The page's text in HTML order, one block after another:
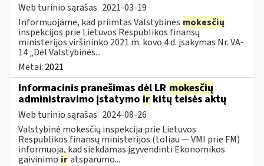
Web turinio sąrašas 2021-03-19
Informuojame, kad priimtas Valstybinės mokesčių
inspekcijos prie Lietuvos Respublikos finansų
ministerijos viršininko 2021 m. kovo 4 d. įsakymas Nr. VA-
14 „Dėl Valstybinės...
Metai: 2021
Informacinis pranešimas dėl LR mokesčių
administravimo įstatymo ir kitų teisės aktų
Web turinio sąrašas 2024-08-26
Valstybinė mokesčių inspekcija prie Lietuvos
Respublikos finansų ministerijos (toliau — VMI prie FM)
informuoja, kad siekdamas įgyvendinti Ekonomikos
gaivinimo iratsparumo...